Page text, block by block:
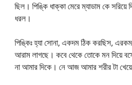
ছিল। পিঙ্কি ধাক্কা মেরে ম্যাডাম কে
ধরল।
পিঙ্কিঃ হ্যা সোনা, একদম ঠিক করছিস,
আরাম লাগছে। কবে থেকে তোকে মন দিয়ে
না আমার দিকে। নে আজ আমার শরীর টা